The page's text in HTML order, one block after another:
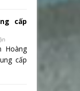
cấp
Hoàng
cấp